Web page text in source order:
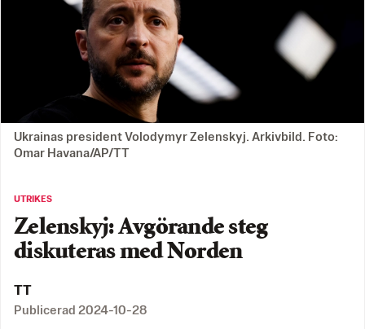
Ukrainas president Volodymyr Zelenskyj. Arkivbild. Foto:
Omar Havana/AP/TT
UTRIKES
Zelenskyj: Avgörande steg
diskuteras med Norden
TT
Publicerad 2024-10-28